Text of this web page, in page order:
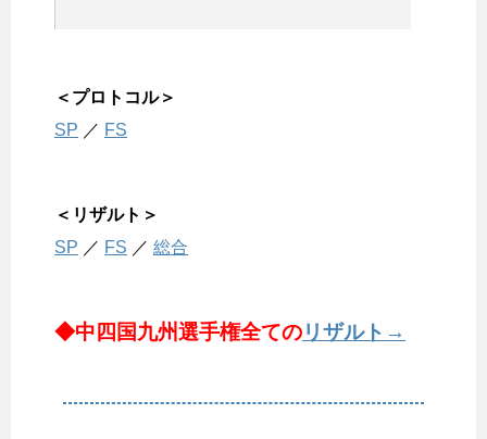
＜プロトコル＞
SP ／ FS
＜リザルト＞
SP ／ FS ／ 総合
◆中四国九州選手権全てのリザルト→